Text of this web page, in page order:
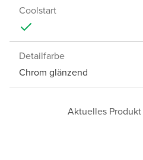
Coolstart
Detailfarbe
Chrom glänzend
Aktuelles Produkt